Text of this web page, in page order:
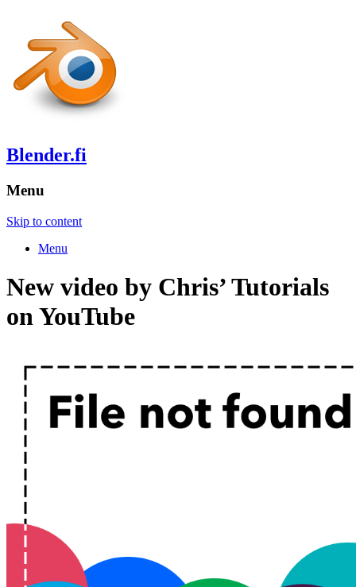
Blender.fi
Menu
Skip to content
Menu
New video by Chris’ Tutorials
on YouTube